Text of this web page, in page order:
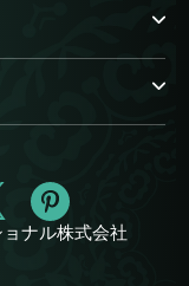
ナル株式会社